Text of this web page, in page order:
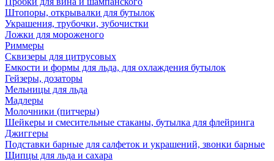
Штопоры, открывалки для бутылок
Украшения, трубочки, зубочистки
Ложки для мороженого
Риммеры
Сквизеры для цитрусовых
Емкости и формы для льда, для охлаждения бутылок
Гейзеры, дозаторы
Мельницы для льда
Мадлеры
Молочники (питчеры)
Шейкеры и смесительные стаканы, бутылка для флейринга
Джиггеры
Подставки барные для салфеток и украшений, звонки барные
Щипцы для льда и сахара